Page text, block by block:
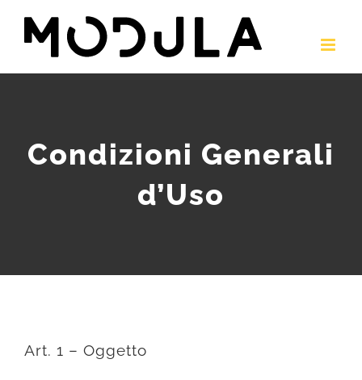
Condizioni Generali
d’Uso
Art. 1 – Oggetto